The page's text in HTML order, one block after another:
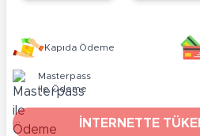
Kapıda Ödeme
Masterpass
ile Ödeme
İNTERNETTE